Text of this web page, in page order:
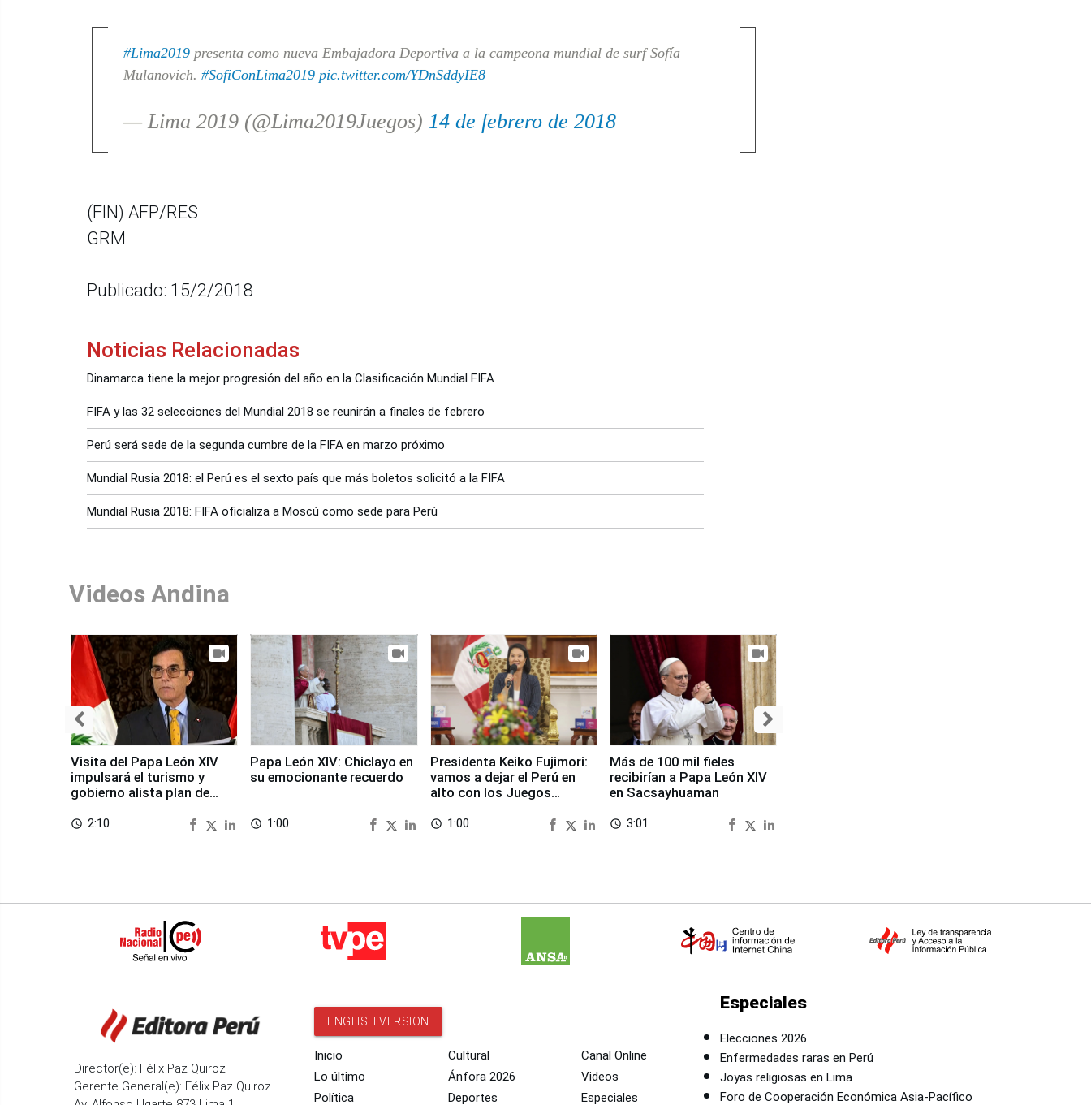
#Lima2019presenta como nueva Embajadora Deportiva a la campeona mundial de surf Sofía
Mulanovich. #SofiConLima2019 pic.twitter.com/YDnSddyIE8
— Lima 2019 (@Lima2019Juegos) 14 de febrero de 2018
(FIN) AFP/RES
GRM
Publicado: 15/2/2018
Noticias Relacionadas
Dinamarca tiene la mejor progresión del año en la Clasificación Mundial FIFA
FIFA y las 32 selecciones del Mundial 2018 se reunirán a finales de febrero
Perú será sede de la segunda cumbre de la FIFA en marzo próximo
Mundial Rusia 2018: el Perú es el sexto país que más boletos solicitó a la FIFA
Mundial Rusia 2018: FIFA oficializa a Moscú como sede para Perú
Videos Andina
Visita del Papa León XIV
impulsará el turismo y
gobierno alista plan de
access_time 2:10
Papa León XIV: Chiclayo en
su emocionante recuerdo
access_time 1:00
Presidenta Keiko Fujimori:
vamos a dejar el Perú en
alto con los Juegos
access_time 1:00
Más de 100 mil fieles
recibirían a Papa León XIV
en Sacsayhuaman
access_time 3:01
Director(e): Félix Paz Quiroz
Gerente General(e): Félix Paz Quiroz
ENGLISH VERSION
Inicio
Lo último
Política
Cultural
Ánfora 2026
Deportes
Canal Online
Videos
Especiales
Especiales
Elecciones 2026
Enfermedades raras en Perú
Joyas religiosas en Lima
Foro de Cooperación Económica Asia-Pacífico